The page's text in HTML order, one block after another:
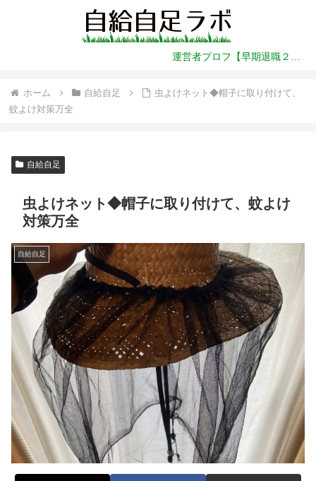
ホーム 自給自足
虫よけネット◆帽子に取り付けて、
蚊よけ対策万全
自給自足
虫よけネット◆帽子に取り付けて、蚊よけ
対策万全
自給自足